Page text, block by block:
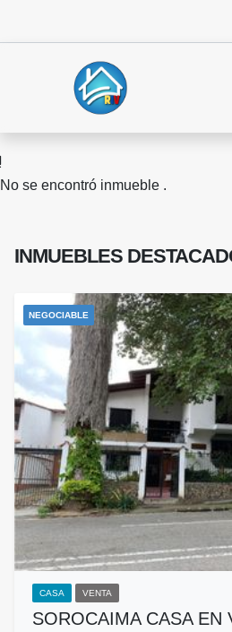
No se encontró inmueble .
INMUEBLES
NEGOCIABLE
CASA VENTA
SOROCAIMA CASA